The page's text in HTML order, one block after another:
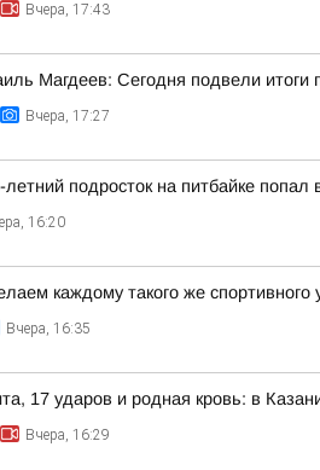
Вчера, 17:43
Магдеев: Сегодня подвели итоги
Вчера, 17:27
летний подросток на питбайке
16:20
каждому такого же спортивного
Вчера, 16:35
17 ударов и родная кровь: в
Вчера, 16:29